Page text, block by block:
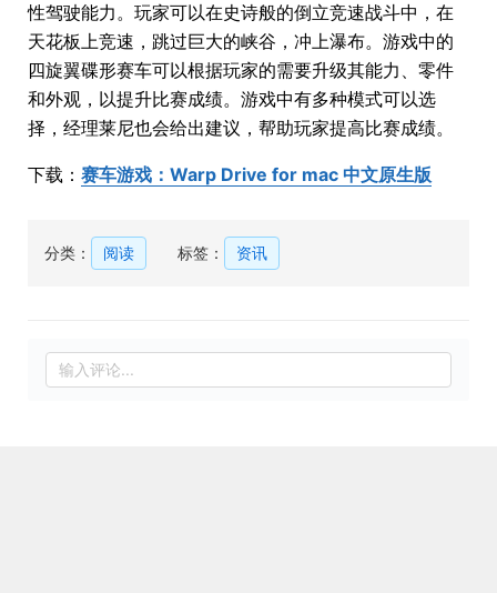
性驾驶能力。玩家可以在史诗般的倒立竞速战斗中，在
天花板上竞速，跳过巨大的峡谷，冲上瀑布。游戏中的
四旋翼碟形赛车可以根据玩家的需要升级其能力、零件
和外观，以提升比赛成绩。游戏中有多种模式可以选
择，经理莱尼也会给出建议，帮助玩家提高比赛成绩。
下载： 赛车游戏：Warp Drive for mac 中文原生版
分类： 阅读 标签： 资讯